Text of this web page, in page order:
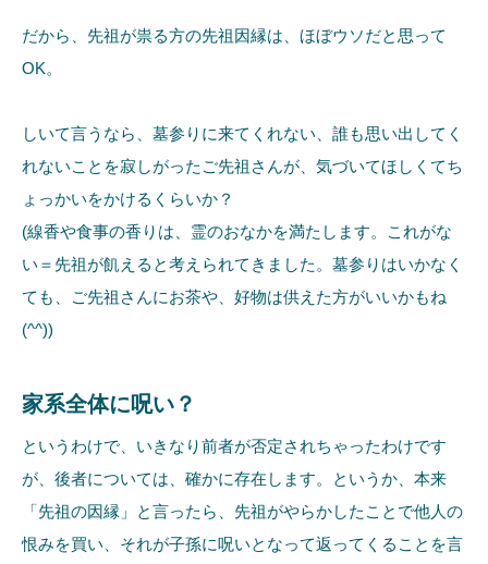
だから、先祖が祟る方の先祖因縁は、ほぼウソだと思って
OK。
しいて言うなら、墓参りに来てくれない、誰も思い出してく
れないことを寂しがったご先祖さんが、気づいてほしくてち
ょっかいをかけるくらいか？
(線香や食事の香りは、霊のおなかを満たします。これがな
い＝先祖が飢えると考えられてきました。墓参りはいかなく
ても、ご先祖さんにお茶や、好物は供えた方がいいかもね
(^^))
家系全体に呪い？
というわけで、いきなり前者が否定されちゃったわけです
が、後者については、確かに存在します。というか、本来
「先祖の因縁」と言ったら、先祖がやらかしたことで他人の
恨みを買い、それが子孫に呪いとなって返ってくることを言